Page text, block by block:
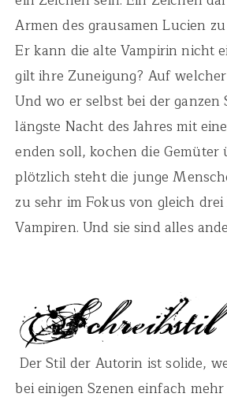
Armen des grausamen Lucien
Er kann die alte Vampirin nicht
gilt ihre Zuneigung? Auf
Und wo er selbst bei der ganzen
längste Nacht des Jahres mit
enden soll, kochen die Gemüter
plötzlich steht die junge
zu sehr im Fokus von gleich
Vampiren. Und sie sind alles
Der Stil der Autorin ist solide,
bei einigen Szenen einfach